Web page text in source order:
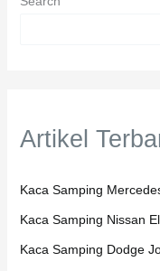
Artikel
Kaca Samping
Kaca Samping Nissan
Kaca Samping Dodge